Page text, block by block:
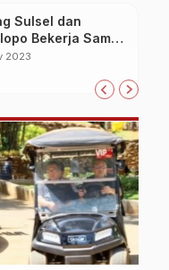
Sulsel dan
Bekerja Sama
Murah
2023